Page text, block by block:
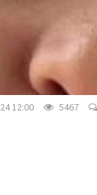
12:00 5467